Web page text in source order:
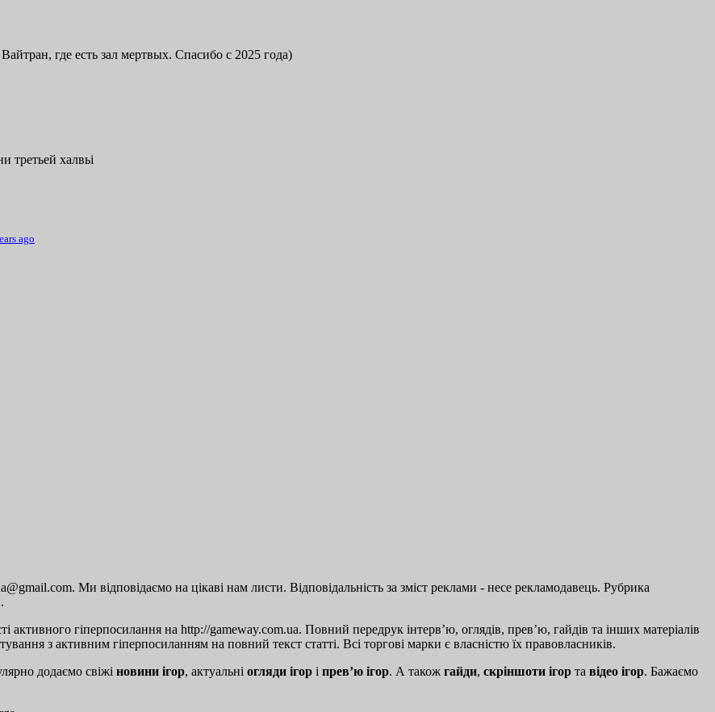
где есть зал мертвых. Спасибо с 2025 года)
третьей халвьі
ago
Ми відповідаємо на цікаві нам листи. Відповідальність за зміст реклами - несе рекламодавець. Рубрика
активного гіперпосилання на http://gameway.com.ua. Повний передрук інтерв’ю, оглядів, прев’ю, гайдів та інших матеріалів
з активним гіперпосиланням на повний текст статті. Всі торгові марки є власністю їх правовласників.
додаємо свіжі новини ігор, актуальні огляди ігор і прев’ю ігор. А також гайди, скріншоти ігор та відео ігор. Бажаємо